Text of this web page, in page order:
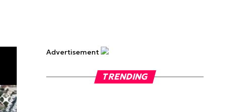
Advertisement
TRENDING